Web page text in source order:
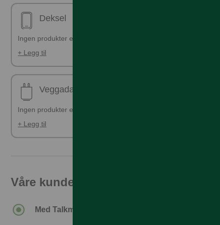
Deksel
Ingen produkter er valgt
+ Legg til
Veggadapter
Ingen produkter er valgt
+ Legg til
Våre kunder får den beste prisen
Med Talkmore-abonnement.